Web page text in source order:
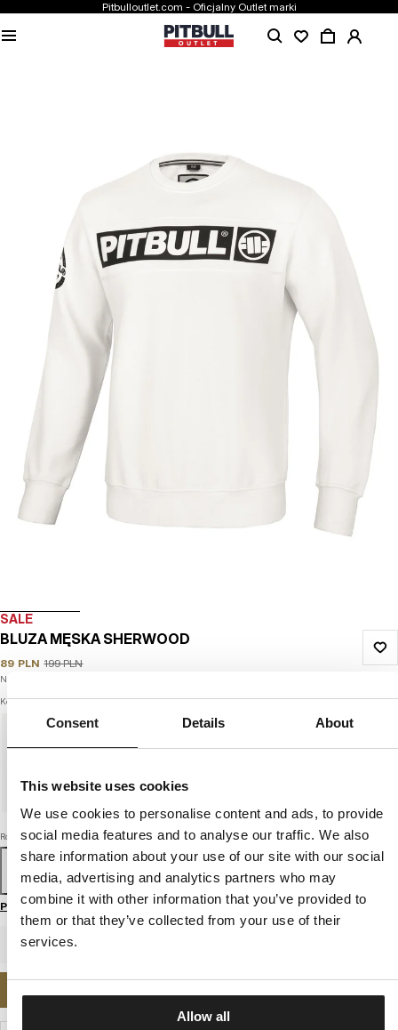
Consent Details About
This website uses cookies
We use cookies to personalise content and ads, to provide
social media features and to analyse our traffic. We also
share information about your use of our site with our social
media, advertising and analytics partners who may
combine it with other information that you’ve provided to
them or that they’ve collected from your use of their
services.
Allow all
Pitbulloutlet.com - Oficjalny Outlet marki
SALE
BLUZA MĘSKA SHERWOOD
89 PLN 199 PLN
Najniższa cena w okresie ostatnich 30 dni:
Kolor: off white
Rozmiar
XL XXL 3XL
Przewodnik po rozmiarach